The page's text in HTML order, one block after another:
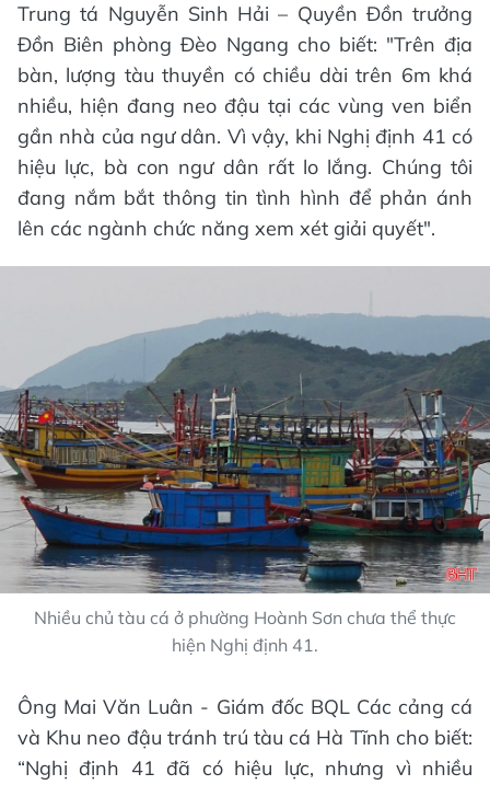
Trung tá Nguyễn Sinh Hải – Quyền Đồn trưởng
Đồn Biên phòng Đèo Ngang cho biết: "Trên địa
bàn, lượng tàu thuyền có chiều dài trên 6m khá
nhiều, hiện đang neo đậu tại các vùng ven biển
gần nhà của ngư dân. Vì vậy, khi Nghị định 41 có
hiệu lực, bà con ngư dân rất lo lắng. Chúng tôi
đang nắm bắt thông tin tình hình để phản ánh
lên các ngành chức năng xem xét giải quyết".
Nhiều chủ tàu cá ở phường Hoành Sơn chưa thể thực
hiện Nghị định 41.
Ông Mai Văn Luân - Giám đốc BQL Các cảng cá
và Khu neo đậu tránh trú tàu cá Hà Tĩnh cho biết:
“Nghị định 41 đã có hiệu lực, nhưng vì nhiều